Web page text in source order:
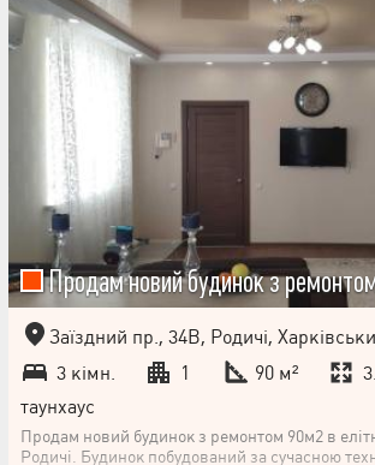
Продам новий будинок з
Заїздний пр., 34В, Родичі,
3 кімн.
1 90 м²
таунхаус
Продам новий будинок з ремонтом 90м2 в
Родичі. Будинок побудований за сучасною